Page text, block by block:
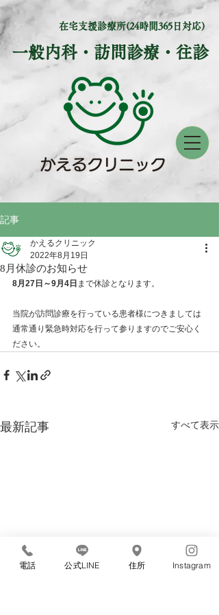
在宅支援診療所(24時間365日対応)
​一般内科・訪問診療・往診
記事
8月休診のお知らせ
かえるクリニック
2022年8月19日
8月27日～9月4日 まで休診となります。
当院が訪問診療を行っている患者様につきましては
通常通り緊急時対応を行って参りますのでご安心く
ださい。
最新記事 すべて表示
電話 公式LINE 住所 Instagram